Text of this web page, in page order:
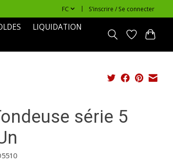
FC S’inscrire / Se connecter
LIQUIDATION
série 5